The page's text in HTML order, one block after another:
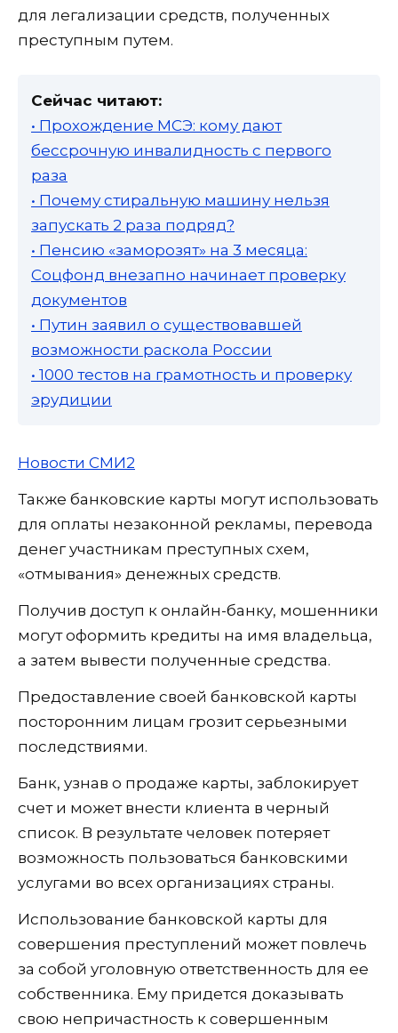
для легализации средств, полученных
преступным путем.
Сейчас читают:
• Прохождение МСЭ: кому дают
бессрочную инвалидность с первого
раза
• Почему стиральную машину нельзя
запускать 2 раза подряд?
• Пенсию «заморозят» на 3 месяца:
Соцфонд внезапно начинает проверку
документов
• Путин заявил о существовавшей
возможности раскола России
• 1000 тестов на грамотность и проверку
эрудиции
Новости СМИ2
Также банковские карты могут использовать
для оплаты незаконной рекламы, перевода
денег участникам преступных схем,
«отмывания» денежных средств.
Получив доступ к онлайн-банку, мошенники
могут оформить кредиты на имя владельца,
а затем вывести полученные средства.
Предоставление своей банковской карты
посторонним лицам грозит серьезными
последствиями.
Банк, узнав о продаже карты, заблокирует
счет и может внести клиента в черный
список. В результате человек потеряет
возможность пользоваться банковскими
услугами во всех организациях страны.
Использование банковской карты для
совершения преступлений может повлечь
за собой уголовную ответственность для ее
собственника. Ему придется доказывать
свою непричастность к совершенным